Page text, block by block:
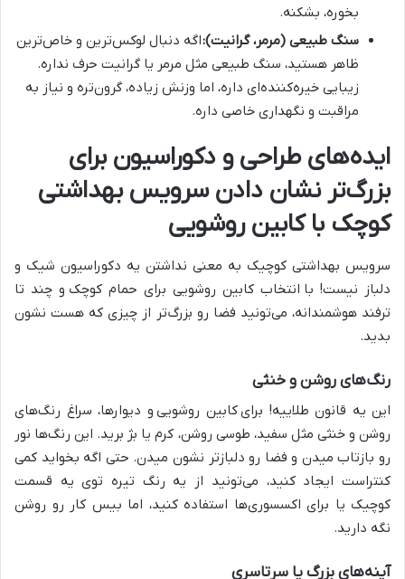
بخوره، بشکنه.
سنگ طبیعی (مرمر، گرانیت):اگه دنبال لوکس‌ترین و خاص‌ترین
ظاهر هستید، سنگ طبیعی مثل مرمر یا گرانیت حرف نداره.
زیبایی خیره‌کننده‌ای داره، اما وزنش زیاده، گرون‌تره و نیاز به
مراقبت و نگهداری خاصی داره.
ایده‌های طراحی و دکوراسیون برای
بزرگ‌تر نشان دادن سرویس بهداشتی
کوچک با کابین روشویی
سرویس بهداشتی کوچیک به معنی نداشتن یه دکوراسیون شیک و
دلباز نیست! با انتخاب کابین روشویی برای حمام کوچک و چند تا
ترفند هوشمندانه، می‌تونید فضا رو بزرگ‌تر از چیزی که هست نشون
بدید.
رنگ‌های روشن و خنثی
این یه قانون طلاییه! برایکابین روشویی و دیوارها، سراغ رنگ‌های
روشن و خنثی مثل سفید، طوسی روشن، کرم یا بژ برید. این رنگ‌ها نور
رو بازتاب میدن و فضا رو دلبازتر نشون میدن. حتی اگه بخواید کمی
کنتراست ایجاد کنید، می‌تونید از یه رنگ تیره توی یه قسمت
کوچیک یا برای اکسسوری‌ها استفاده کنید، اما بیس کار رو روشن
نگه دارید.
آینه‌های بزرگ یا سرتاسری